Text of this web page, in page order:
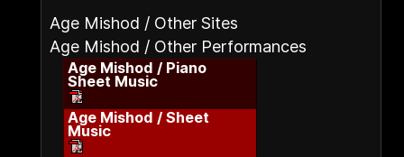
Age Mishod / Other Sites
Age Mishod / Other Performances
Age Mishod / Piano
Sheet Music
Age Mishod / Sheet
Music